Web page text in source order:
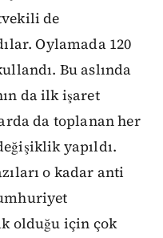
de
Oylamada 120
Bu aslında
da ilk işaret
da toplanan her
yapıldı.
o kadar anti
olduğu için çok